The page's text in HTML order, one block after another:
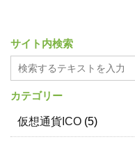
サイト内検索
カテゴリー
仮想通貨ICO (5)